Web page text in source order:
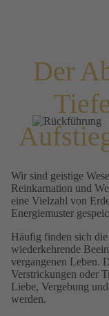
Der
Wir sind geistige
Reinkarnation und
eine Vielzahl von
Energiemuster
Häufig finden sich
wiederkehrende
vergangenen Leben.
Verstrickungen oder
Liebe, Vergebung
werden.